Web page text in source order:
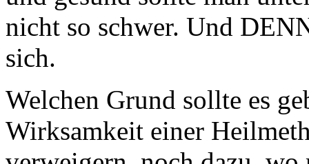
nicht so schwer. Und
sich.
Welchen Grund sollte es
Wirksamkeit einer